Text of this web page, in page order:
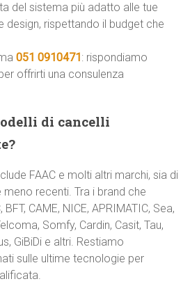
del sistema più adatto alle tue
design, rispettando il budget che
051 0910471: rispondiamo
offrirti una consulenza
di cancelli
FAAC e molti altri marchi, sia di
recenti. Tra i brand che
CAME, NICE, APRIMATIC, Sea,
Somfy, Cardin, Casit, Tau,
GiBiDi e altri. Restiamo
sulle ultime tecnologie per